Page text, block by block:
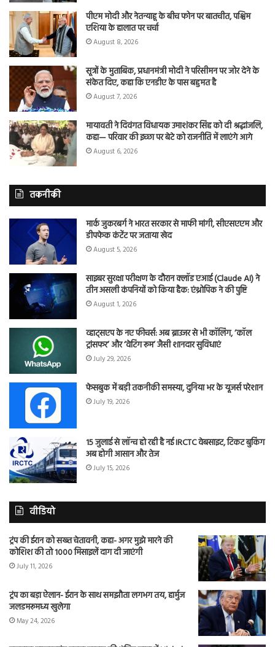
पीएम मोदी और नेतन्याहू के बीच फोन पर बातचीत, पश्चिम
एशिया के हालात पर चर्चा
August 8, 2026
सूत्रों के मुताबिक, प्रधानमंत्री मोदी ने परिसीमन पर जोर देने के
संकेत दिए, कहा कि एनडीए के पास बहुमत है
August 7, 2026
मायावती ने दिवंगत विधायक उमाशंकर सिंह को दी श्रद्धांजलि,
कहा— परिवार की इच्छा पर बेटे को राजनीति में लाएंगे आगे
August 6, 2026
तकनीकी
मार्क जुकरबर्ग ने भारत सरकार से माफी मांगी, सीएसएएम और
डीपफेक कंटेंट पर जताया खेद
August 5, 2026
साइबर सुरक्षा परीक्षण के दौरान क्लॉड एआई (Claude AI) ने
तीन असली कंपनियों को किया हैक: एंथ्रोपिक ने की पुष्टि
August 1, 2026
व्हाट्सएप के नए फीचर्स: अब ब्राउजर से भी कॉलिंग, ‘कॉल
ट्रांसफर’ और ‘वेटिंग रूम’ जैसी शानदार सुविधाएं
July 29, 2026
फेसबुक में बड़ी तकनीकी समस्या, दुनिया भर के यूजर्स परेशान
July 19, 2026
15 जुलाई से लॉन्च हो रही है नई IRCTC वेबसाइट, टिकट बुकिंग
अब होगी आसान और तेज
July 15, 2026
वीडियो
ट्रंप की ईरान को सख्त चेतावनी, कहा- अगर मुझे मारने की
कोशिश की तो 1000 मिसाइलें दाग दी जाएंगी
July 11, 2026
ट्रंप का बड़ा ऐलान- ईरान के साथ समझौता लगभग तय, हार्मुज
जलडमरूमध्य खुलेगा
May 24, 2026